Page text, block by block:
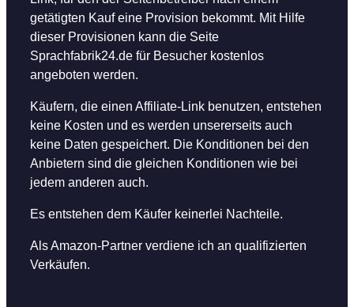
getätigten Kauf eine Provision bekommt. Mit Hilfe
dieser Provisionen kann die Seite
Sprachfabrik24.de für Besucher kostenlos
angeboten werden.
Käufern, die einen Affiliate-Link benutzen, entstehen
keine Kosten und es werden unsererseits auch
keine Daten gespeichert. Die Konditionen bei den
Anbietern sind die gleichen Konditionen wie bei
jedem anderen auch.
Es entstehen dem Käufer keinerlei Nachteile.
Als Amazon-Partner verdiene ich an qualifizierten
Verkäufen.